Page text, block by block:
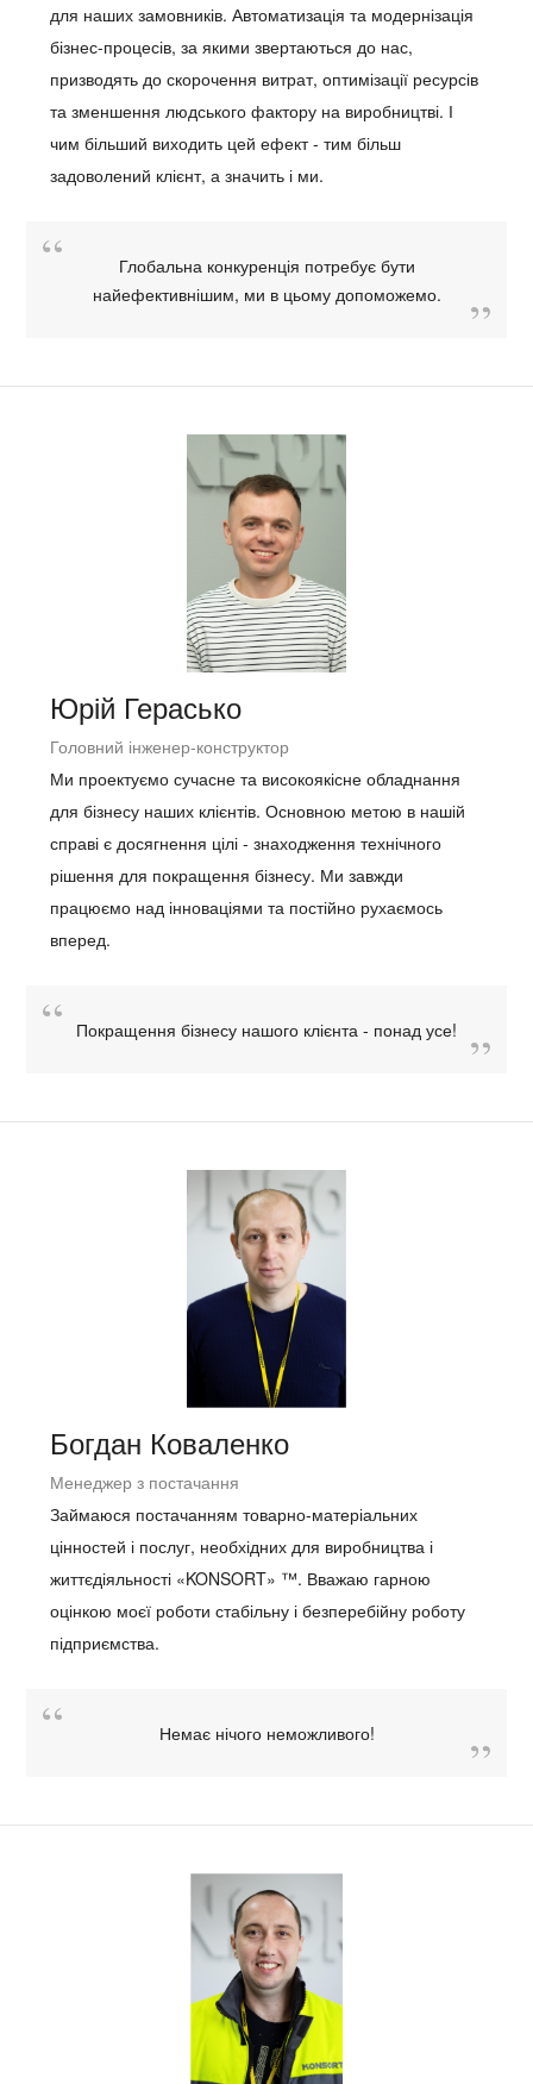
для наших замовників. Автоматизація та модернізація
бізнес-процесів, за якими звертаються до нас,
призводять до скорочення витрат, оптимізації ресурсів
та зменшення людського фактору на виробництві. І
чим більший виходить цей ефект - тим більш
задоволений клієнт, а значить і ми.
Глобальна конкуренція потребує бути
найефективнішим, ми в цьому допоможемо.
Юрій Герасько
Головний інженер-конструктор
Ми проектуємо сучасне та високоякісне обладнання
для бізнесу наших клієнтів. Основною метою в нашій
справі є досягнення цілі - знаходження технічного
рішення для покращення бізнесу. Ми завжди
працюємо над інноваціями та постійно рухаємось
вперед.
Покращення бізнесу нашого клієнта - понад усе!
Богдан Коваленко
Менеджер з постачання
Займаюся постачанням товарно-матеріальних
цінностей і послуг, необхідних для виробництва і
життєдіяльності «KONSORT» ™. Вважаю гарною
оцінкою моєї роботи стабільну і безперебійну роботу
підприємства.
Немає нічого неможливого!